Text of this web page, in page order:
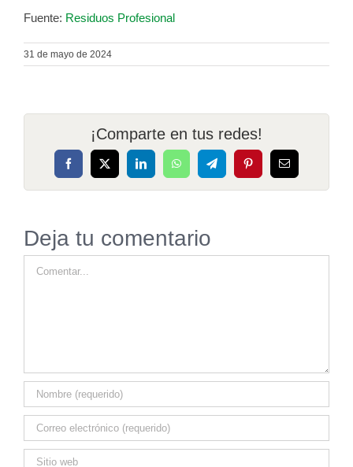
Fuente: Residuos Profesional
31 de mayo de 2024
¡Comparte en tus redes!
Facebook
X LinkedInWhatsAppTelegramPinterestCorreo
electrónico
Deja tu comentario